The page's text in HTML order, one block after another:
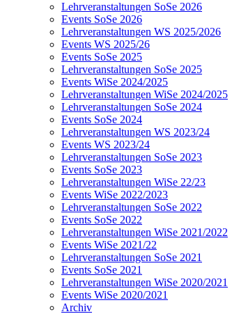
Lehrveranstaltungen SoSe 2026
Events SoSe 2026
Lehrveranstaltungen WS 2025/2026
Events WS 2025/26
Events SoSe 2025
Lehrveranstaltungen SoSe 2025
Events WiSe 2024/2025
Lehrveranstaltungen WiSe 2024/2025
Lehrveranstaltungen SoSe 2024
Events SoSe 2024
Lehrveranstaltungen WS 2023/24
Events WS 2023/24
Lehrveranstaltungen SoSe 2023
Events SoSe 2023
Lehrveranstaltungen WiSe 22/23
Events WiSe 2022/2023
Lehrveranstaltungen SoSe 2022
Events SoSe 2022
Lehrveranstaltungen WiSe 2021/2022
Events WiSe 2021/22
Lehrveranstaltungen SoSe 2021
Events SoSe 2021
Lehrveranstaltungen WiSe 2020/2021
Events WiSe 2020/2021
Archiv